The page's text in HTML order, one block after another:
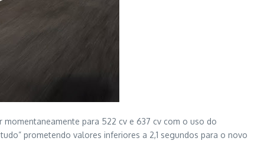
para 522 cv e 637 cv com o uso do
prometendo valores inferiores a 2,1 segundos para o novo